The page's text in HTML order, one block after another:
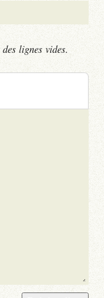
lignes vides.